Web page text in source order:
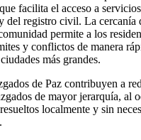
facilita el acceso a
del registro civil. La cercanía
permite a los
y conflictos de manera
más grandes.
de Paz contribuyen a
de mayor jerarquía, al
localmente y sin